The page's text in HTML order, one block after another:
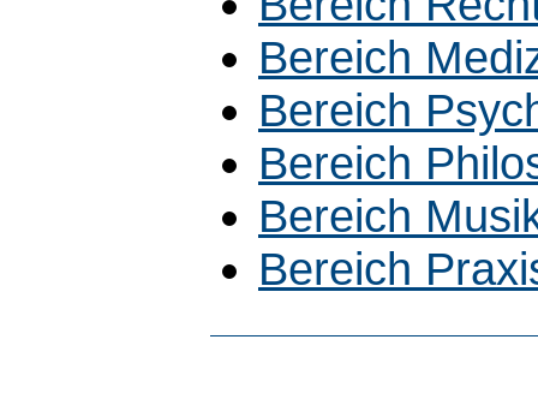
Bereich
Bereich
Bereich
Bereich
Bereich